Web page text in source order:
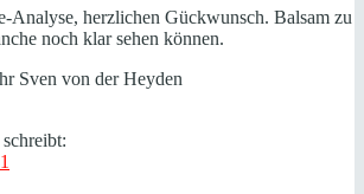
Analyse, herzlichen Gückwunsch. Balsam zu
noch klar sehen können.
Sven von der Heyden
schreibt: